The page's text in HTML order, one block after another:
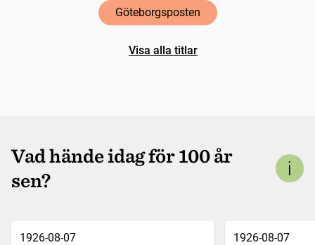
Göteborgsposten
Visa alla titlar
Vad hände idag för 100 år
sen?
1926-08-07
1926-08-07